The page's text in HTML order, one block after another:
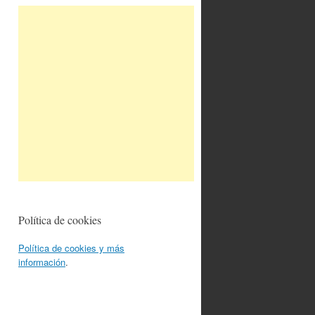
Política de cookies
Política de cookies y más
información.